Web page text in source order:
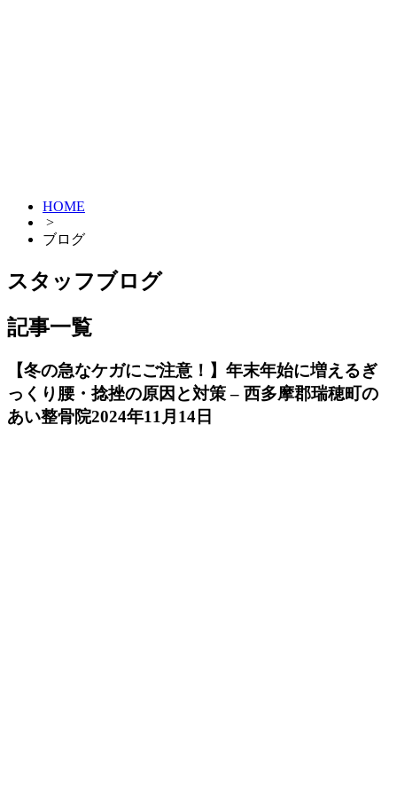
HOME
>
ブログ
スタッフブログ
記事一覧
【冬の急なケガにご注意！】年末年始に増えるぎ
っくり腰・捻挫の原因と対策 – 西多摩郡瑞穂町の
あい整骨院2024年11月14日